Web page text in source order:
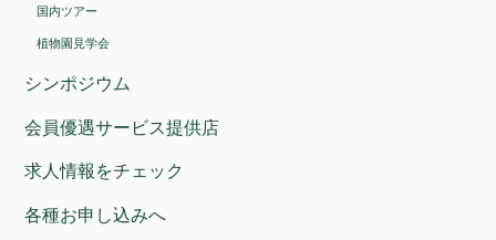
国内ツアー
植物園見学会
シンポジウム
会員優遇サービス提供店
求人情報をチェック
各種お申し込みへ